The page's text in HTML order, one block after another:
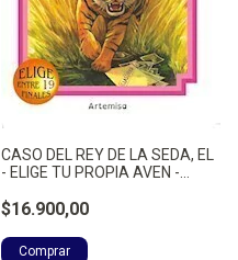
CASO DEL REY DE LA SEDA, EL
- ELIGE TU PROPIA AVEN -
$16.900,00